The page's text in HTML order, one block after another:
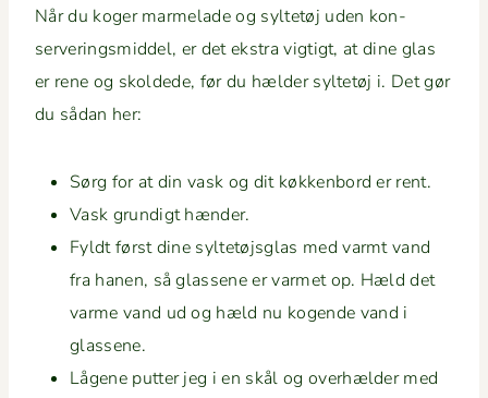
Når du koger marme­lade og syl­tetøj uden kon­
server­ingsmid­del, er det ekstra vigtigt, at dine glas
er rene og skold­ede, før du hælder syl­tetøj i. Det gør
du sådan her:
Sørg for at din vask og dit køkken­bord er rent.
Vask grundigt hænder.
Fyldt først dine syl­tetøjs­glas med varmt vand
fra hanen, så glassene er varmet op. Hæld det
varme vand ud og hæld nu kogende vand i
glassene.
Lågene put­ter jeg i en skål og over­hælder med